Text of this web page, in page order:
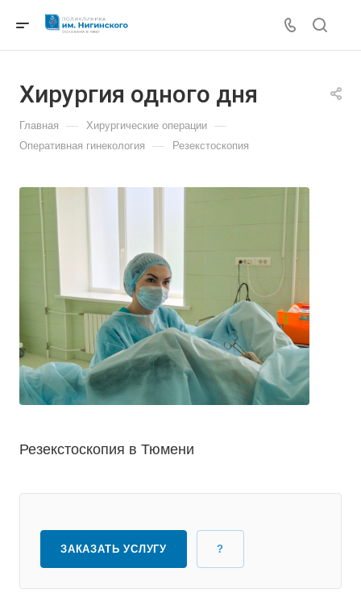
Хирургия одного дня
Главная — Хирургические операции —
Оперативная гинекология — Резекстоскопия
Резекстоскопия в Тюмени
ЗАКАЗАТЬ УСЛУГУ ?